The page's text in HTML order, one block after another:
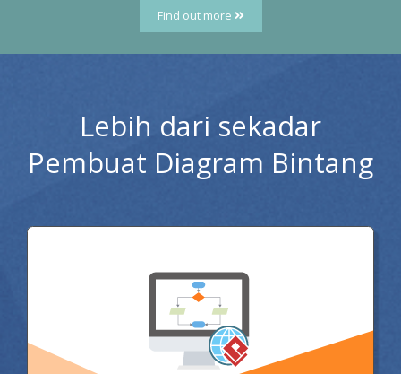
Find out more
Lebih dari sekadar
Pembuat Diagram Bintang